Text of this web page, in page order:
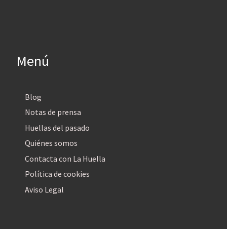
Menú
Blog
Notas de prensa
Huellas del pasado
Quiénes somos
Contacta con La Huella
Política de cookies
Aviso Legal